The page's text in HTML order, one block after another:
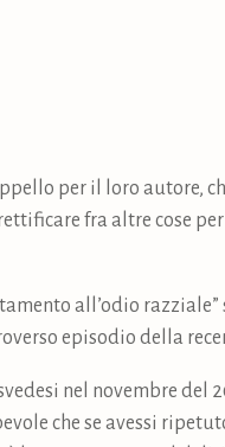
per il loro autore,
fra altre cose
all’odio
episodio della
nel novembre del
che se avessi